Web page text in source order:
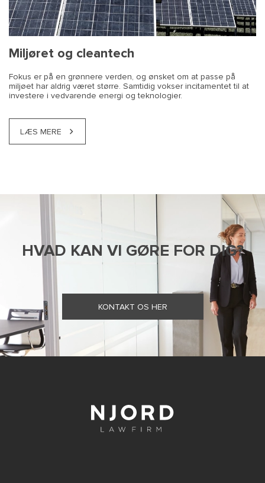
Miljøret og cleantech
Fokus er på en grønnere verden, og ønsket om at passe på
miljøet har aldrig været større. Samtidig vokser incitamentet til at
investere i vedvarende energi og teknologier.
LÆS MERE
HVAD KAN VI GØRE FOR DIG?
KONTAKT OS HER